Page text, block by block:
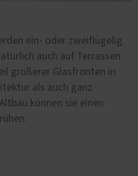
ein- oder zweiflügelig
auch auf Terrassen
größerer Glasfronten in
als auch ganz
können sie einen